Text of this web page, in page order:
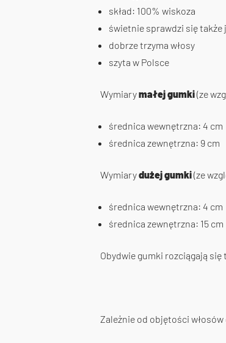
skład: 100% wiskoza
świetnie sprawdzi się także
dobrze trzyma włosy
szyta w Polsce
Wymiarymałej gumki(ze
średnica wewnętrzna: 4 cm
średnica zewnętrzna: 9 cm
Wymiarydużej gumki(ze
średnica wewnętrzna: 4 cm
średnica zewnętrzna: 15 cm
Obydwie gumki rozciągają się
Zależnie od objętości włosów